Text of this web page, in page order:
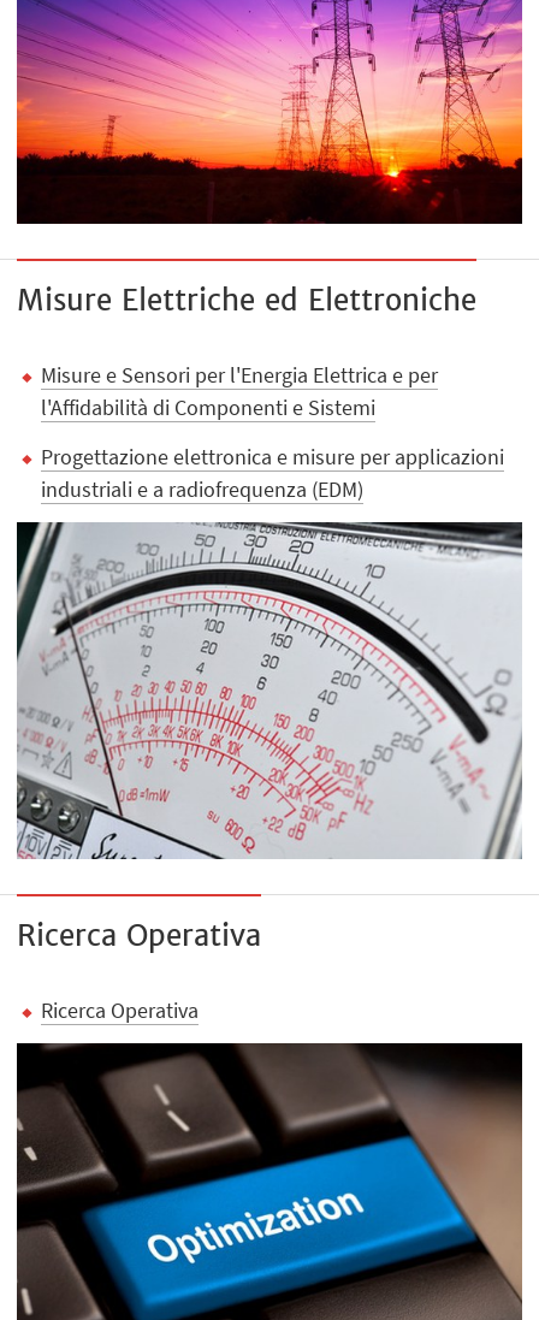
Misure Elettriche ed Elettroniche
Misure e Sensori per l'Energia Elettrica e per
l'Affidabilità di Componenti e Sistemi
Progettazione elettronica e misure per applicazioni
industriali e a radiofrequenza (EDM)
Ricerca Operativa
Ricerca Operativa